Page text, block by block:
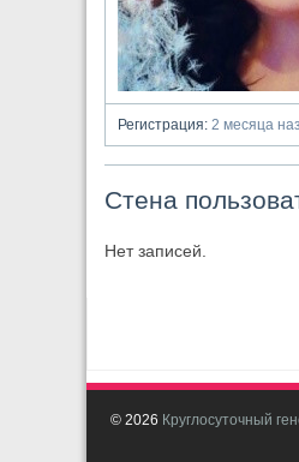
Регистрация: 2 месяца
Стена
Нет записей.
© 2026 Круглосуточный